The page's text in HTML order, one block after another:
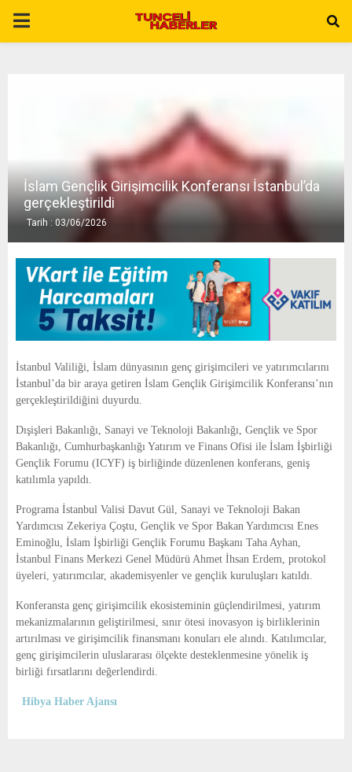
P
A
E
N
U
İslam Gençlik Girişimcilik Konferansı İstanbul’da
gerçekleştirildi
Tarih : 03/06/2026
İstanbul Valiliği, İslam dünyasının genç girişimcileri ve yatırımcılarını
İstanbul’da bir araya getiren İslam Gençlik Girişimcilik Konferansı’nın
gerçekleştirildiğini duyurdu.
Dışişleri Bakanlığı, Sanayi ve Teknoloji Bakanlığı, Gençlik ve Spor
Bakanlığı, Cumhurbaşkanlığı Yatırım ve Finans Ofisi ile İslam İşbirliği
Gençlik Forumu (ICYF) iş birliğinde düzenlenen konferans, geniş
katılımla yapıldı.
Programa İstanbul Valisi Davut Gül, Sanayi ve Teknoloji Bakan
Yardımcısı Zekeriya Çoştu, Gençlik ve Spor Bakan Yardımcısı Enes
Eminoğlu, İslam İşbirliği Gençlik Forumu Başkanı Taha Ayhan,
İstanbul Finans Merkezi Genel Müdürü Ahmet İhsan Erdem, protokol
üyeleri, yatırımcılar, akademisyenler ve gençlik kuruluşları katıldı.
Konferansta genç girişimcilik ekosisteminin güçlendirilmesi, yatırım
mekanizmalarının geliştirilmesi, sınır ötesi inovasyon iş birliklerinin
artırılması ve girişimcilik finansmanı konuları ele alındı. Katılımcılar,
genç girişimcilerin uluslararası ölçekte desteklenmesine yönelik iş
birliği fırsatlarını değerlendirdi.
Hibya Haber Ajansı